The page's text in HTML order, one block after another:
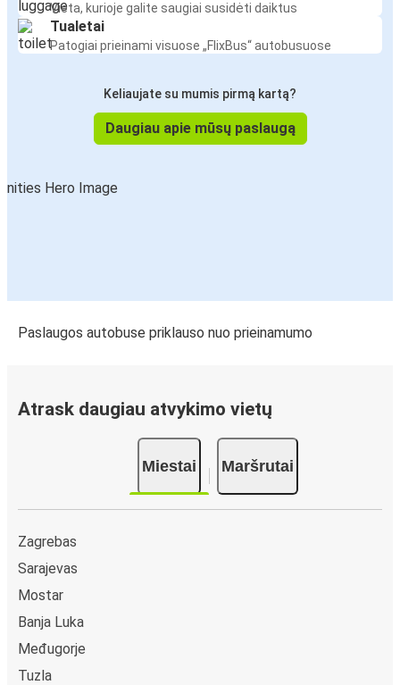
Vieta, kurioje galite saugiai susidėti daiktus
Tualetai
Patogiai prieinami visuose „FlixBus“ autobusuose
Keliaujate su mumis pirmą kartą?
Daugiau apie mūsų paslaugą
Paslaugos autobuse priklauso nuo prieinamumo
Atrask daugiau atvykimo vietų
Miestai Maršrutai
Zagrebas
Sarajevas
Mostar
Banja Luka
Međugorje
Tuzla